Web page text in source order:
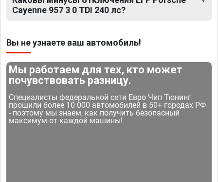
Cayenne 957 3 0 TDI 240 лс?
Вы не узнаете ваш автомобиль!
Мы работаем для тех, кто может
почувствовать разницу.
Специалисты федеральной сети Евро Чип Тюнинг
прошили более 10 000 автомобилей в 50+ городах РФ
- поэтому мы знаем, как получить безопасный
максимум от каждой машины!